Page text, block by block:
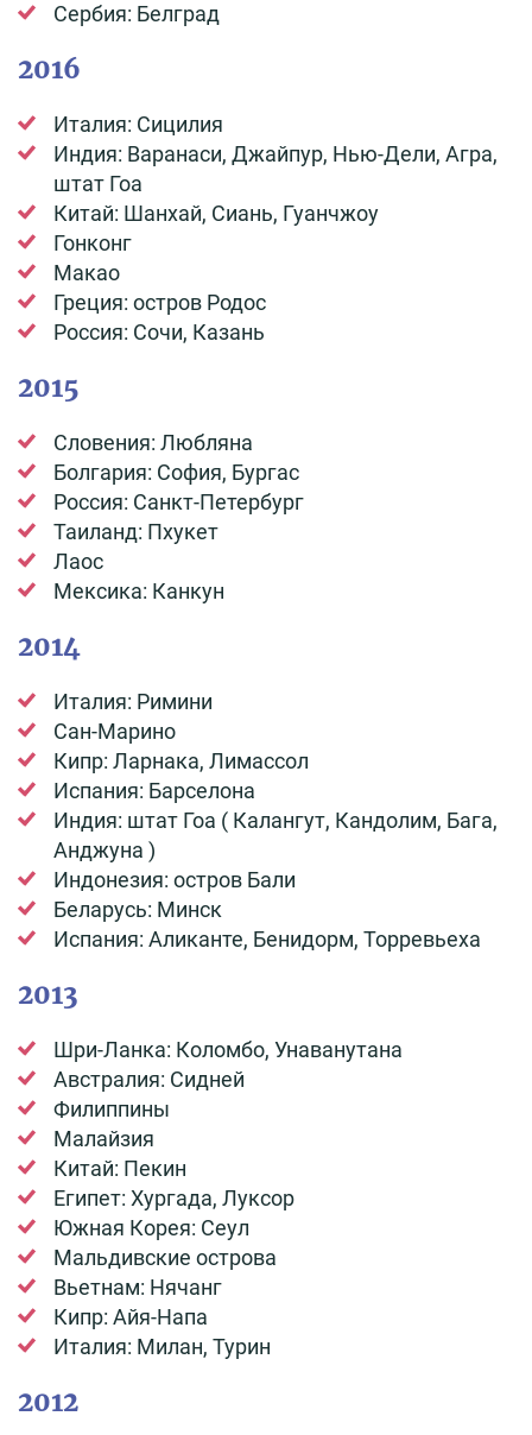
Сербия: Белград
2016
Италия: Сицилия
Индия: Варанаси, Джайпур, Нью-Дели, Агра,
штат Гоа
Китай: Шанхай, Сиань, Гуанчжоу
Гонконг
Макао
Греция: остров Родос
Россия: Сочи, Казань
2015
Словения: Любляна
Болгария: София, Бургас
Россия: Санкт-Петербург
Таиланд: Пхукет
Лаос
Мексика: Канкун
2014
Италия: Римини
Сан-Марино
Кипр: Ларнака, Лимассол
Испания: Барселона
Индия: штат Гоа ( Калангут, Кандолим, Бага,
Анджуна )
Индонезия: остров Бали
Беларусь: Минск
Испания: Аликанте, Бенидорм, Торревьеха
2013
Шри-Ланка: Коломбо, Унаванутана
Австралия: Сидней
Филиппины
Малайзия
Китай: Пекин
Египет: Хургада, Луксор
Южная Корея: Сеул
Мальдивские острова
Вьетнам: Нячанг
Кипр: Айя-Напа
Италия: Милан, Турин
2012